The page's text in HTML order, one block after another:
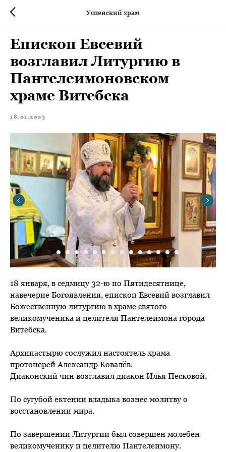
Успенский храм
Епископ Евсевий
возглавил Литургию в
Пантелеимоновском
храме Витебска
18.01.2023
18 января, в седмицу 32-ю по Пятидесятнице,
навечерие Богоявления, епископ Евсевий возглавил
Божественную литургию в храме святого
великомученика и целителя Пантелеимона города
Витебска.
Архипастырю сослужил настоятель храма
протоиерей Александр Ковалёв.
Диаконский чин возглавил диакон Илья Песковой.
По сугубой ектении владыка вознес молитву о
восстановлении мира.
По завершении Литургии был совершен молебен
великомученику и целителю Пантелеимону.